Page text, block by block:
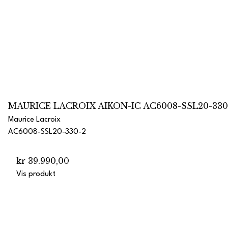
MAURICE LACROIX AIKON-IC AC6008-SSL20-
Maurice Lacroix
AC6008-SSL20-330-2
kr 39.990,00
Vis produkt